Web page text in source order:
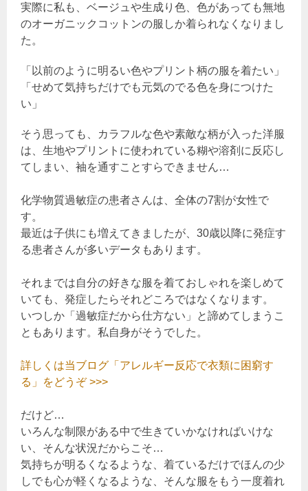
実際に私も、ベージュや生成り色、色があっても無地
のオーガニックコットンの服しか着られなくなりまし
た。
「以前のように明るい色やプリント柄の服を着たい」
「せめて気持ちだけでも元気のでる色を身につけた
い」
そう思っても、カラフルな色や素敵な柄が入った洋服
は、生地やプリントに使われている糊や溶剤に反応し
てしまい、袖を通すことすらできません…
化学物質過敏症の患者さんは、全体の7割が女性で
す。
最近は子供にも増えてきましたが、30歳以降に発症す
る患者さんが多いデータもあります。
それまでは自分の好きな服を着ておしゃれを楽しめて
いても、発症したらそれどころではなくなります。
いつしか「過敏症だから仕方ない」と諦めてしまうこ
ともあります。私自身がそうでした。
詳しくは当ブログ「アレルギー反応で衣類に困窮す
る」をどうぞ >>>
だけど…
いろんな制限がある中で生きていかなければいけな
い、そんな状況だからこそ…
気持ちが明るくなるような、着ているだけでほんの少
しでも心が軽くなるような、そんな服をもう一度着れ